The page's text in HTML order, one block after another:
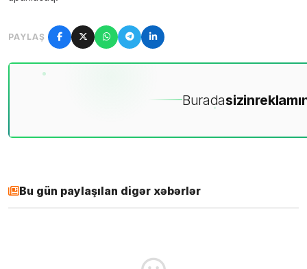
PAYLAŞ
Buradasizin
Bu gün paylaşılan digər xəbərlər